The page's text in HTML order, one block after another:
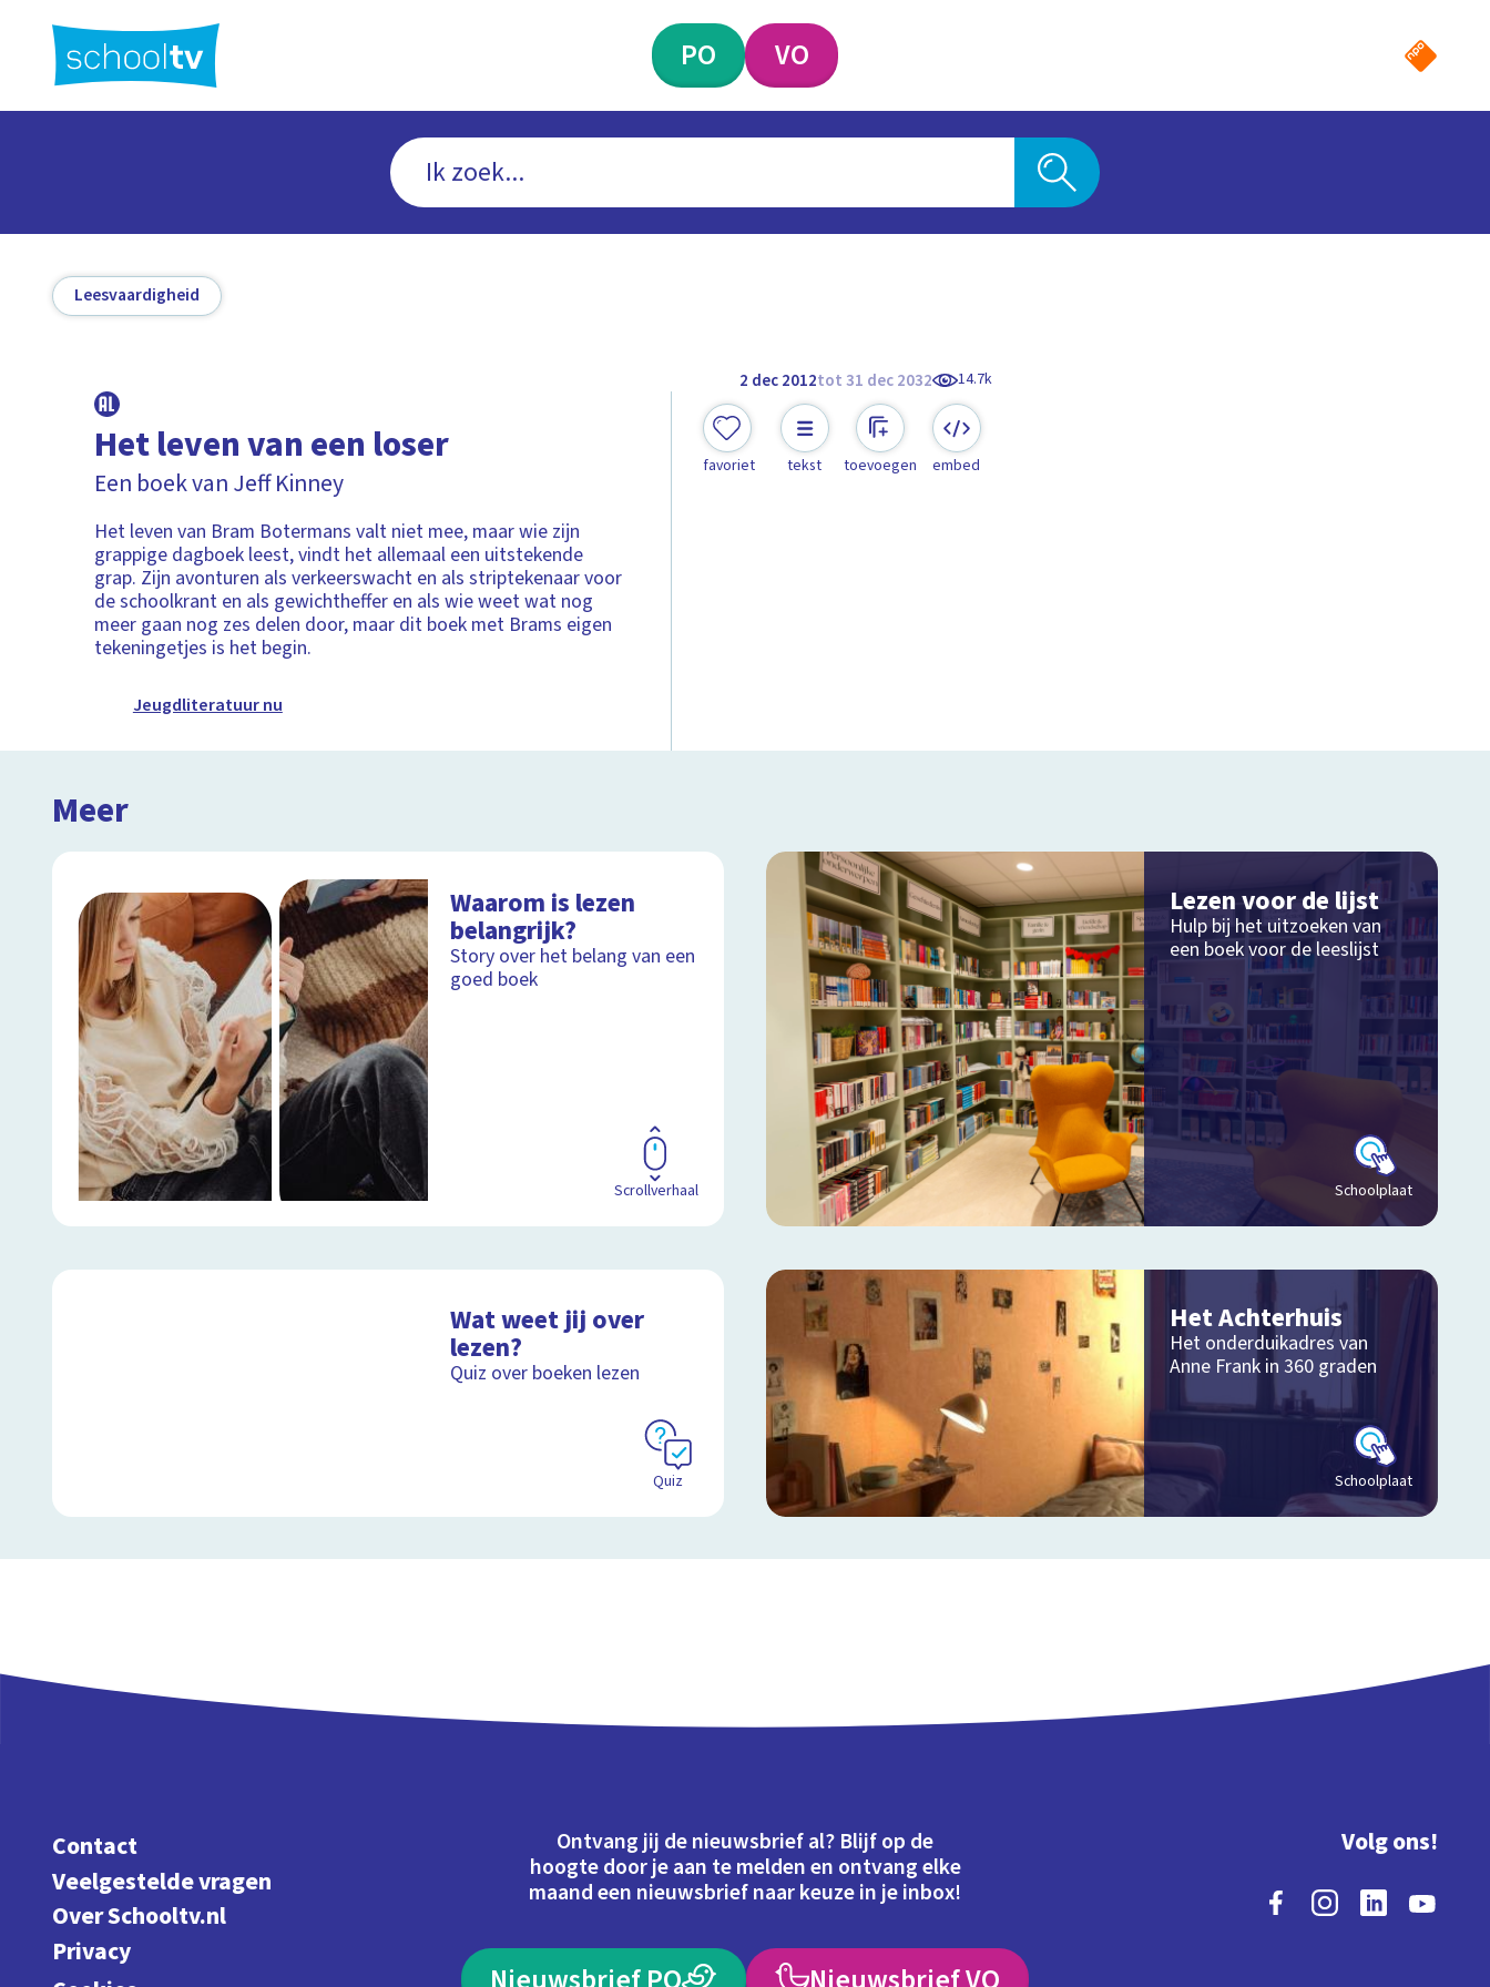
hoofdinhoud
PO VO
Leesvaardigheid
2 dec 2012tot 31 dec 2032 14.7k
Het leven van een loser
Een boek van Jeff Kinney
Het leven van Bram Botermans valt niet mee, maar wie zijn
grappige dagboek leest, vindt het allemaal een uitstekende
grap. Zijn avonturen als verkeerswacht en als striptekenaar voor
de schoolkrant en als gewichtheffer en als wie weet wat nog
meer gaan nog zes delen door, maar dit boek met Brams eigen
tekeningetjes is het begin.
Jeugdliteratuur nu
favoriet tekst toevoegen embed
Meer
Waarom is lezen
belangrijk?
Story over het belang van een
goed boek
Scrollverhaal
Lezen voor de lijst
Hulp bij het uitzoeken van
een boek voor de leeslijst
Schoolplaat
Wat weet jij over
lezen?
Quiz over boeken lezen
Quiz
Het Achterhuis
Het onderduikadres van
Anne Frank in 360 graden
Schoolplaat
Contact
Veelgestelde vragen
Over Schooltv.nl
Privacy
Ontvang jij de nieuwsbrief al? Blijf op de
hoogte door je aan te melden en ontvang elke
maand een nieuwsbrief naar keuze in je inbox!
Volg ons!